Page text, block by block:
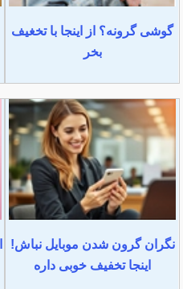
گوشی گرونه؟ از اینجا با تخغیف
بخر
نگران گرون شدن موبایل نباش!
اینجا تخفیف خوبی داره